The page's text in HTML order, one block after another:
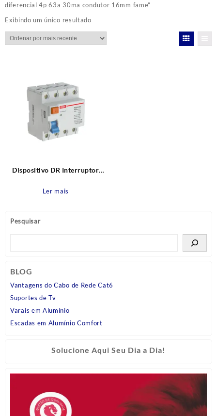
Pesquisar
BLOG
Vantagens do Cabo de Rede Cat6
Suportes de Tv
Varais em Alumínio
Escadas em Alumínio Comfort
Solucione Aqui Seu Dia a Dia!
diferencial 4p 63a 30ma condutor 16mm fame”
Exibindo um único resultado
Dispositivo DR Interruptor
– Condutor 16mm FAME
Ler mais